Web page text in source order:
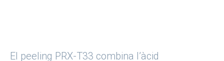
El peeling PRX-T33 combina l’àcid